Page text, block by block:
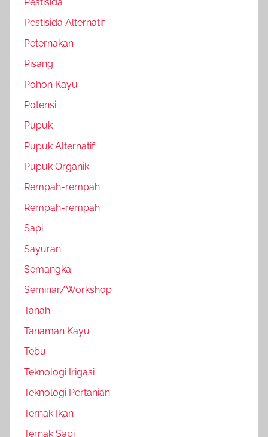
Pestisida Alternatif
Peternakan
Pisang
Pohon Kayu
Potensi
Pupuk
Pupuk Alternatif
Pupuk Organik
Rempah-rempah
Rempah-rempah
Sapi
Sayuran
Semangka
Seminar/Workshop
Tanah
Tanaman Kayu
Tebu
Teknologi Irigasi
Teknologi Pertanian
Ternak Ikan
Ternak Sapi